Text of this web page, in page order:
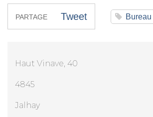
PARTAGE Tweet
Haut Vinave, 40
4845
Jalhay